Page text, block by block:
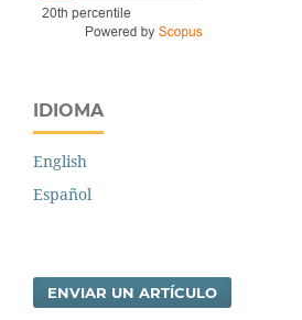
IDIOMA
English
Español
ENVIAR UN ARTÍCULO